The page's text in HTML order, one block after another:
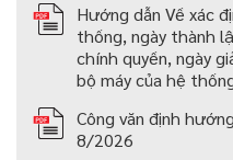
Hướng dẫn Về xác
thống, ngày thành
chính quyền, ngày
bộ máy của hệ
Công văn định
8/2026